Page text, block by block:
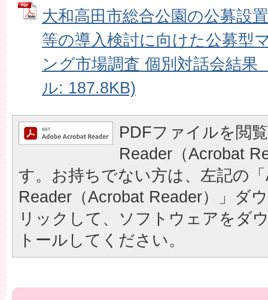
大和高田市総合公園の公募設
等の導入検討に向けた公募型
ング市場調査 個別対話会結果
ル: 187.8KB)
PDFファイルを閲
Reader（Acrobat
す。お持ちでない方は、左記の
Reader（Acrobat Reader）」ダ
リックして、ソフトウェアをダ
トールしてください。